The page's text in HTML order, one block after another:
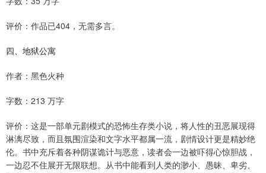
评价：作品已404，无需多言。
四、地狱公寓
作者：黑色火种
字数：213 万字
评价：这是一部单元剧模式的恐怖生存类小说，将人性的丑恶展现得
淋漓尽致，而且氛围渲染和文字水平都属一流，剧情设计更是精妙绝
伦。书中充斥着各种阴谋诡计与恶意，读者会一边被吓得心惊胆战，
一边忍不住展开无限联想。从书中能看到人类的渺小、愚昧、卑劣、